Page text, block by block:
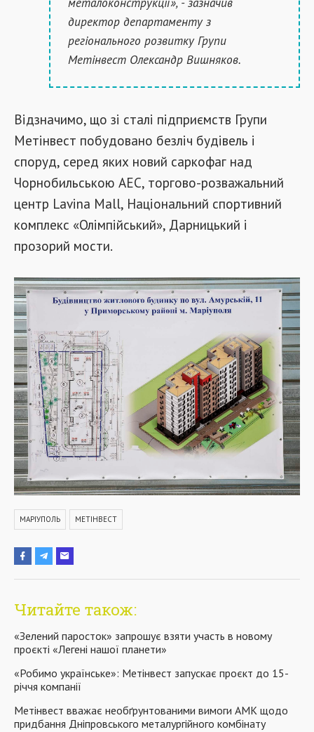
директор департаменту з
регіонального розвитку Групи
Метінвест Олександр Вишняков.
Відзначимо, що зі сталі підприємств Групи
Метінвест побудовано безліч будівель і
споруд, серед яких новий саркофаг над
Чорнобильською АЕС, торгово-розважальний
центр Lavina Mall, Національний спортивний
комплекс «Олімпійський», Дарницький і
прозорий мости.
МАРІУПОЛЬ МЕТІНВЕСТ
Читайте також:
«Зелений паросток» запрошує взяти участь в новому
проєкті «Легені нашої планети»
«Робимо українське»: Метінвест запускає проєкт до 15-
річчя компанії
Метінвест вважає необґрунтованими вимоги АМК щодо
придбання Дніпровського металургійного комбінату